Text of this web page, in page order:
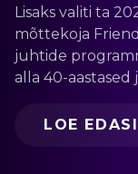
Lisaks valiti ta
mõttekoja
juhtide
alla 40-
LOE EDASI